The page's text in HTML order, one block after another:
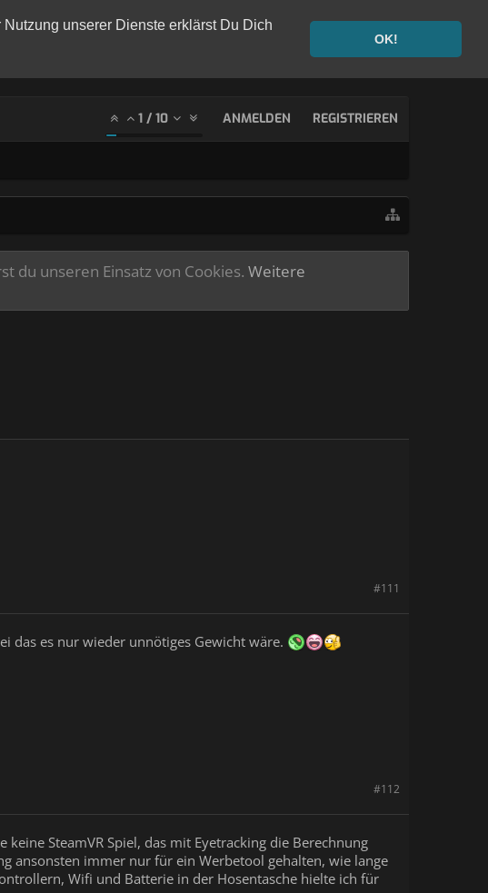
unserer Dienste erklärst Du Dich
OK!
1 / 10 ANMELDEN REGISTRIEREN
du unseren Einsatz von Cookies. Weitere
#111
das es nur wieder unnötiges Gewicht wäre.
#112
SteamVR Spiel, das mit Eyetracking die Berechnung
ansonsten immer nur für ein Werbetool gehalten, wie lange
Wifi und Batterie in der Hosentasche hielte ich für